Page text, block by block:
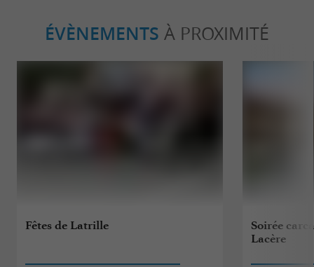
ÉVÈNEMENTS À PROXIMITÉ
Fêtes de Latrille
Soirée
Lacère